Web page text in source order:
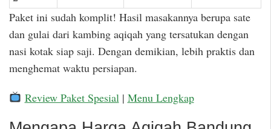
Paket ini sudah komplit! Hasil masakannya berupa sate
dan gulai dari kambing aqiqah yang tersatukan dengan
nasi kotak siap saji. Dengan demikian, lebih praktis dan
menghemat waktu persiapan.
Review Paket Spesial | Menu Lengkap